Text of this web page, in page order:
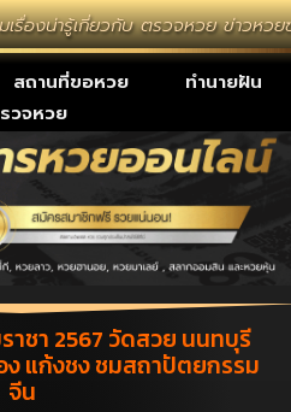
องน่ารู้เกี่ยวกับ ตรวจหวย ข่าวหวยซ
สถานที่ขอหวย
ทำนายฝัน
วจหวย
ชา 2567 วัดสวย นนทบุรี
ง แก้งชง ชมสถาปัตยกรรม
จีน